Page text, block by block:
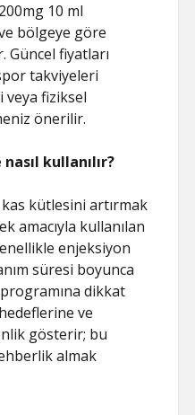
10 ml
bölgeye göre
fiyatları
takviyeleri
veya fiziksel
önerilir.
kullanılır?
kütlesini artırmak
amacıyla kullanılan
enjeksiyon
süresi boyunca
dikkat
ve
gösterir; bu
almak